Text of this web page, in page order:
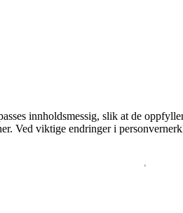
innholdsmessig, slik at de
Ved viktige endringer i